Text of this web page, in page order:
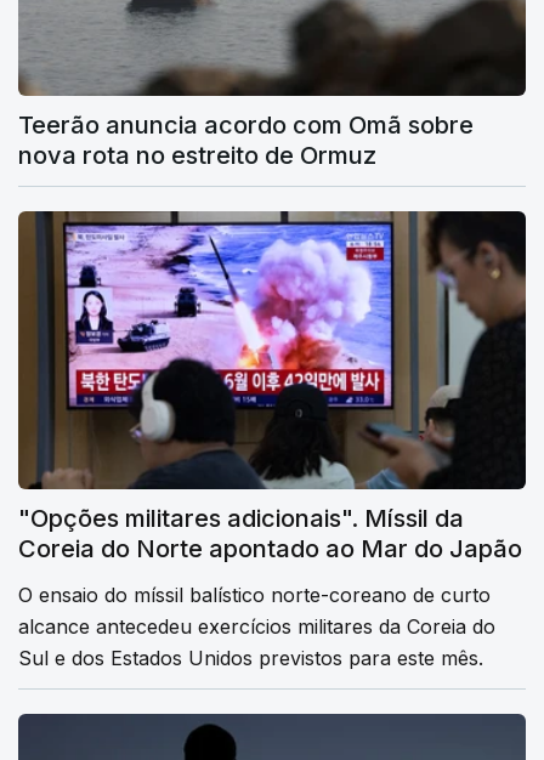
Teerão anuncia acordo com Omã sobre
nova rota no estreito de Ormuz
"Opções militares adicionais". Míssil da
Coreia do Norte apontado ao Mar do Japão
O ensaio do míssil balístico norte-coreano de curto
alcance antecedeu exercícios militares da Coreia do
Sul e dos Estados Unidos previstos para este mês.